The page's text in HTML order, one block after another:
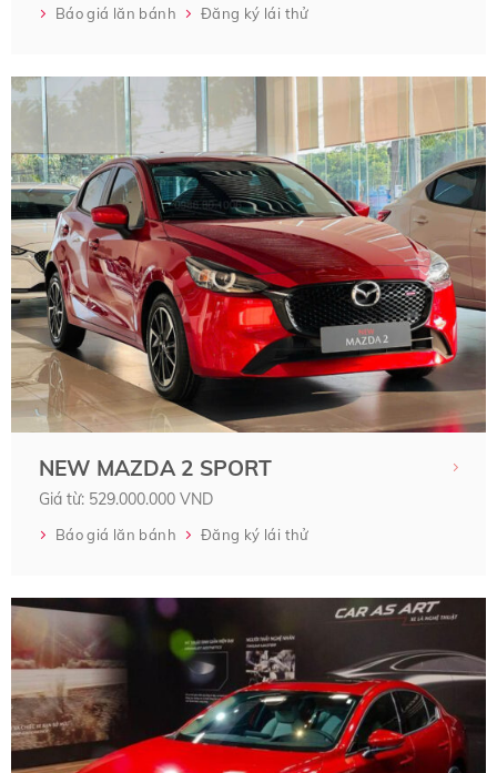
Báo giá lăn bánh Đăng ký lái thử
NEW MAZDA 2 SPORT
Giá từ: 529.000.000 VND
Báo giá lăn bánh Đăng ký lái thử